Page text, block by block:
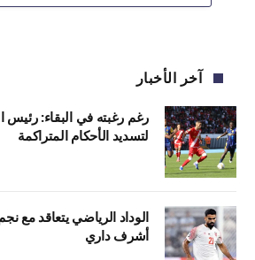
آخر الأخبار
رغم رغبته في البقاء: رئيس
لتسديد الأحكام المتراكمة
الوداد الرياضي يتعاقد مع
أشرف داري